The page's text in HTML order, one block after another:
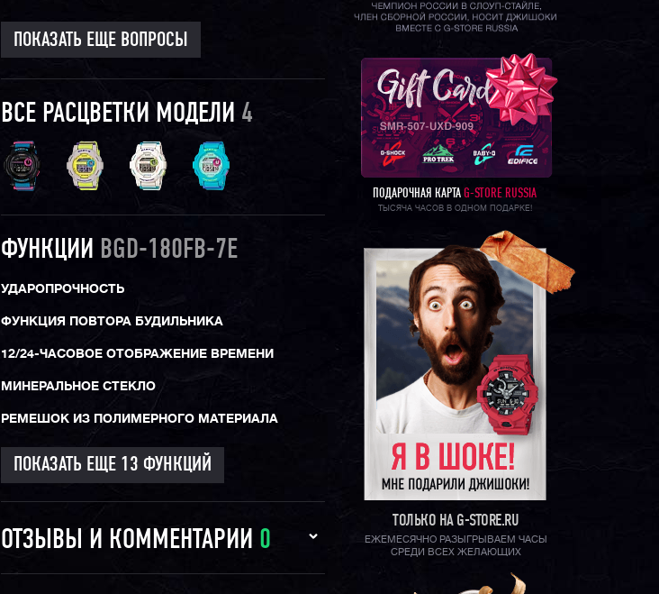
ПОКАЗАТЬ ЕЩЕ ВОПРОСЫ
ВСЕ РАСЦВЕТКИ МОДЕЛИ 4
ФУНКЦИИ BGD-180FB-7E
УДАРОПРОЧНОСТЬ
ФУНКЦИЯ ПОВТОРА БУДИЛЬНИКА
12/24-ЧАСОВОЕ ОТОБРАЖЕНИЕ ВРЕМЕНИ
МИНЕРАЛЬНОЕ СТЕКЛО
РЕМЕШОК ИЗ ПОЛИМЕРНОГО МАТЕРИАЛА
ОТЗЫВЫ И КОММЕНТАРИИ 0
ПОДАРОЧНАЯ КАРТА G-STORE RUSSIA
ТЫСЯЧА ЧАСОВ В ОДНОМ ПОДАРКЕ!
ТОЛЬКО НА G-STORE.RU
ЕЖЕМЕСЯЧНО РАЗЫГРЫВАЕМ ЧАСЫ
СРЕДИ ВСЕХ ЖЕЛАЮЩИХ